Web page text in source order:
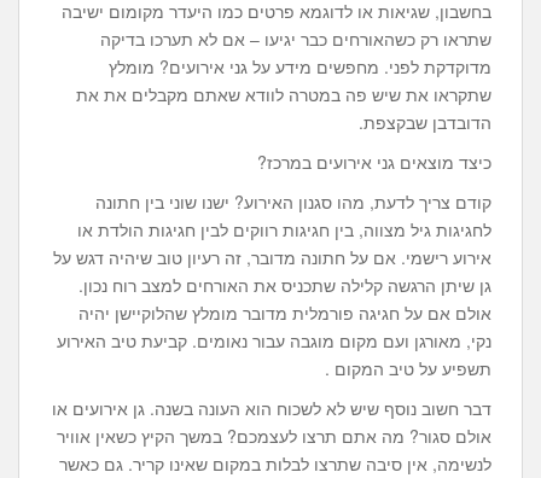
בחשבון, שגיאות או לדוגמא פרטים כמו היעדר מקומום ישיבה
שתראו רק כשהאורחים כבר יגיעו – אם לא תערכו בדיקה
מדוקדקת לפני. מחפשים מידע על גני אירועים? מומלץ
שתקראו את שיש פה במטרה לוודא שאתם מקבלים את את
הדובדבן שבקצפת.
כיצד מוצאים גני אירועים במרכז?
קודם צריך לדעת, מהו סגנון האירוע? ישנו שוני בין חתונה
לחגיגות גיל מצווה, בין חגיגות רווקים לבין חגיגות הולדת או
אירוע רישמי. אם על חתונה מדובר, זה רעיון טוב שיהיה דגש על
גן שיתן הרגשה קלילה שתכניס את האורחים למצב רוח נכון.
אולם אם על חגיגה פורמלית מדובר מומלץ שהלוקיישן יהיה
נקי, מאורגן ועם מקום מוגבה עבור נאומים. קביעת טיב האירוע
תשפיע על טיב המקום .
דבר חשוב נוסף שיש לא לשכוח הוא העונה בשנה. גן אירועים או
אולם סגור? מה אתם תרצו לעצמכם? במשך הקיץ כשאין אוויר
לנשימה, אין סיבה שתרצו לבלות במקום שאינו קריר. גם כאשר